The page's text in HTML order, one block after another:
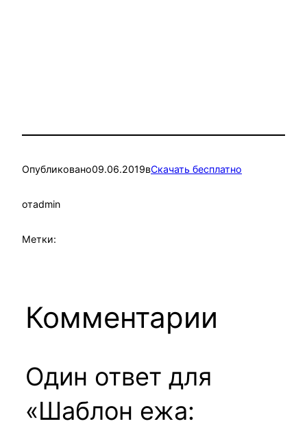
Опубликовано09.06.2019вСкачать бесплатно
отadmin
Метки:
Комментарии
Один ответ для
«Шаблон ежа: